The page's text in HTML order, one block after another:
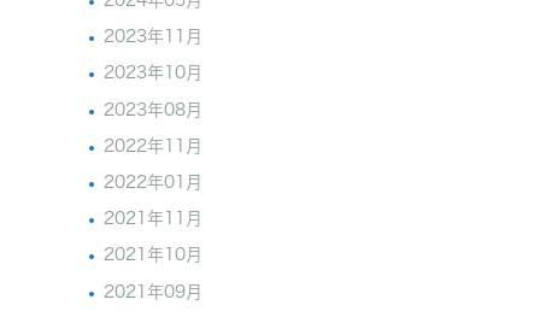
2023年11月
2023年10月
2023年08月
2022年11月
2022年01月
2021年11月
2021年10月
2021年09月